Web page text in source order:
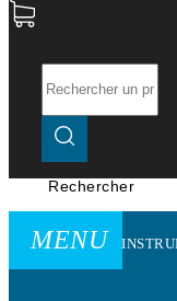
Rechercher
MENU